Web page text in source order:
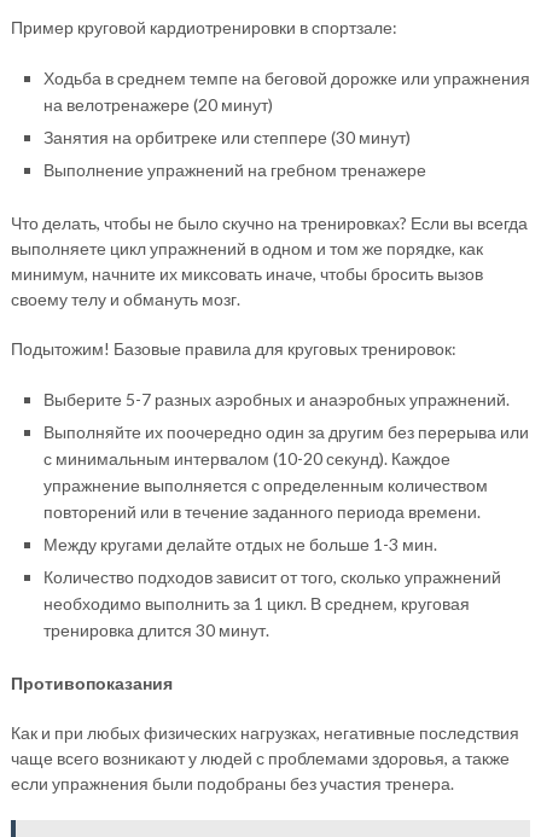
Пример круговой кардиотренировки в спортзале:
Ходьба в среднем темпе на беговой дорожке или упражнения
на велотренажере (20 минут)
Занятия на орбитреке или степпере (30 минут)
Выполнение упражнений на гребном тренажере
Что делать, чтобы не было скучно на тренировках? Если вы всегда
выполняете цикл упражнений в одном и том же порядке, как
минимум, начните их миксовать иначе, чтобы бросить вызов
своему телу и обмануть мозг.
Подытожим! Базовые правила для круговых тренировок:
Выберите 5-7 разных аэробных и анаэробных упражнений.
Выполняйте их поочередно один за другим без перерыва или
с минимальным интервалом (10-20 секунд). Каждое
упражнение выполняется с определенным количеством
повторений или в течение заданного периода времени.
Между кругами делайте отдых не больше 1-3 мин.
Количество подходов зависит от того, сколько упражнений
необходимо выполнить за 1 цикл. В среднем, круговая
тренировка длится 30 минут.
Противопоказания
Как и при любых физических нагрузках, негативные последствия
чаще всего возникают у людей с проблемами здоровья, а также
если упражнения были подобраны без участия тренера.